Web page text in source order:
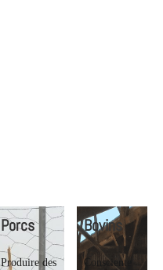
Porcs
Produire des
Bovins
Consciente